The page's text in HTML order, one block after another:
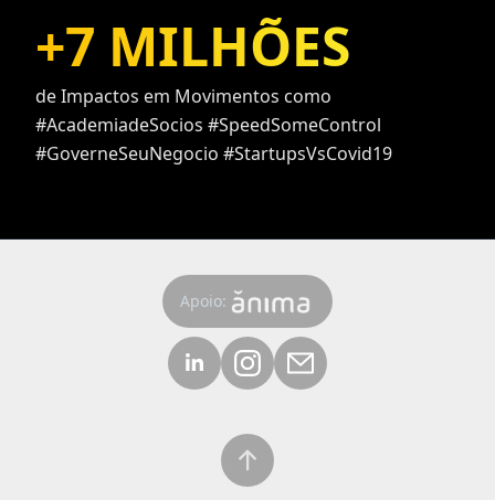
+7 MILHÕES
de Impactos em Movimentos como
#AcademiadeSocios #SpeedSomeControl
#GoverneSeuNegocio #StartupsVsCovid19
Apoio: